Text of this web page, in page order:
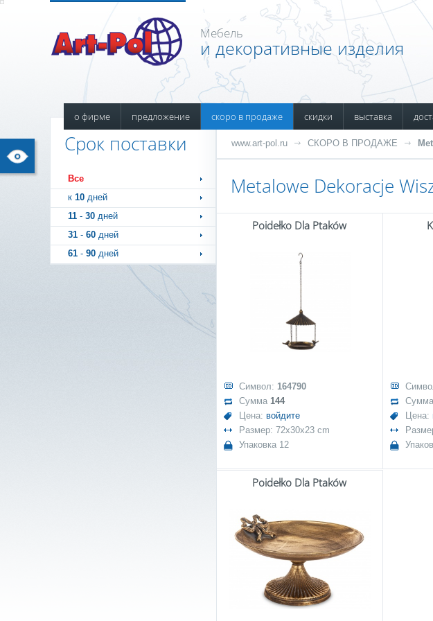
Мебель
и декоративные изделия
о фирме предложение скоро в продаже скидки выставка
Срок поставки
Все
к 10 дней
11 - 30 дней
31 - 60 дней
61 - 90 дней
www.art-pol.ru СКОРО В ПРОДАЖЕ
Metalowe Dekoracje
Poidełko Dla Ptaków
Символ: 164790
Сумма 144
Цена: войдите
Размер: 72x30x23 cm
Упаковка 12
Сумма
Цена:
Poidełko Dla Ptaków